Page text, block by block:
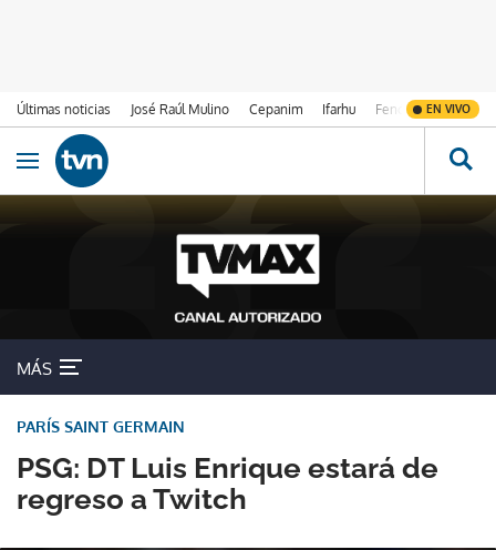
Últimas noticias José Raúl Mulino Cepanim Ifarhu Fenómeno de El
EN VIVO
Ir al contenido
Obrir navegació
MÁS
PSG: DT Luis Enrique estará de
regreso a Twitch
PARÍS SAINT GERMAIN